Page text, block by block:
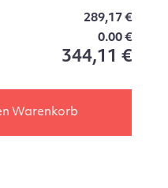
289,17 €
0.00 €
344,11 €
Warenkorb